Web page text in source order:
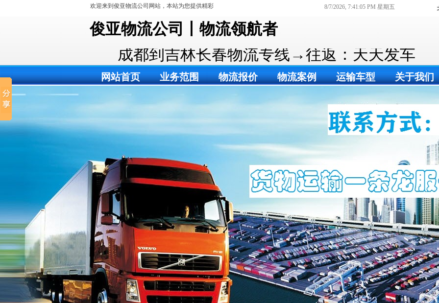
俊亚物流公司丨物流领航者
网站首页 业务范围 物流报价 物流案例 运输车型 关于我们
8/7/2026, 7:41:06 PM 星期五
成都到吉林长春物流专线→往返：天天发车
欢迎来到俊亚物流公司网站，本站为您提供精彩